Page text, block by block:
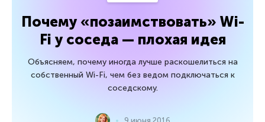
Почему «позаимствовать» Wi-
Fi у соседа — плохая идея
Объясняем, почему иногда лучше раскошелиться на
собственный Wi-Fi, чем без ведом подключаться к
соседскому.